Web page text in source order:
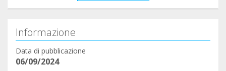
Informazione
Data di pubblicazione
06/09/2024